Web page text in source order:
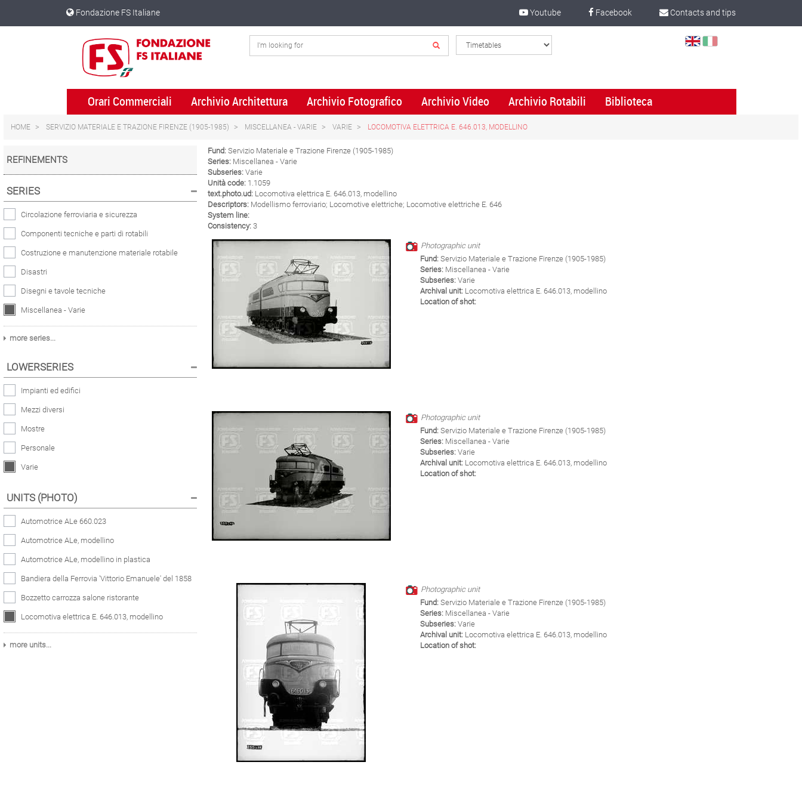
content
navigation
Contacts and tips
Facebook
Youtube
Fondazione FS Italiane
Select
Orari Commerciali Archivio Architettura Archivio Fotografico Archivio Video Archivio Rotabili Biblioteca
HOME SERVIZIO MATERIALE E TRAZIONE FIRENZE (1905-1985) MISCELLANEA - VARIE VARIE LOCOMOTIVA ELETTRICA E. 646.013, MODELLINO
REFINEMENTS
SERIES
Circolazione ferroviaria e sicurezza
Componenti tecniche e parti di rotabili
Costruzione e manutenzione materiale rotabile
Disastri
Disegni e tavole tecniche
Miscellanea - Varie
more series...
LOWERSERIES
Impianti ed edifici
Mezzi diversi
Mostre
Personale
Varie
UNITS (PHOTO)
Automotrice ALe 660.023
Automotrice ALe, modellino
Automotrice ALe, modellino in plastica
Bandiera della Ferrovia 'Vittorio Emanuele' del 1858
Bozzetto carrozza salone ristorante
Locomotiva elettrica E. 646.013, modellino
more units...
Fund: Servizio Materiale e Trazione Firenze (1905-1985)
Series: Miscellanea - Varie
Subseries: Varie
Unità code: 1.1059
text.photo.ud: Locomotiva elettrica E. 646.013, modellino
Descriptors: Modellismo ferroviario; Locomotive elettriche; Locomotive elettriche E. 646
System line:
Consistency: 3
Photographic unit
Fund:Servizio Materiale e Trazione Firenze (1905-1985)
Series:Miscellanea - Varie
Subseries:Varie
Archival unit:Locomotiva elettrica E. 646.013, modellino
Location of shot:
Photographic unit
Fund:Servizio Materiale e Trazione Firenze (1905-1985)
Series:Miscellanea - Varie
Subseries:Varie
Archival unit:Locomotiva elettrica E. 646.013, modellino
Location of shot:
Photographic unit
Fund:Servizio Materiale e Trazione Firenze (1905-1985)
Series:Miscellanea - Varie
Subseries:Varie
Archival unit:Locomotiva elettrica E. 646.013, modellino
Location of shot: